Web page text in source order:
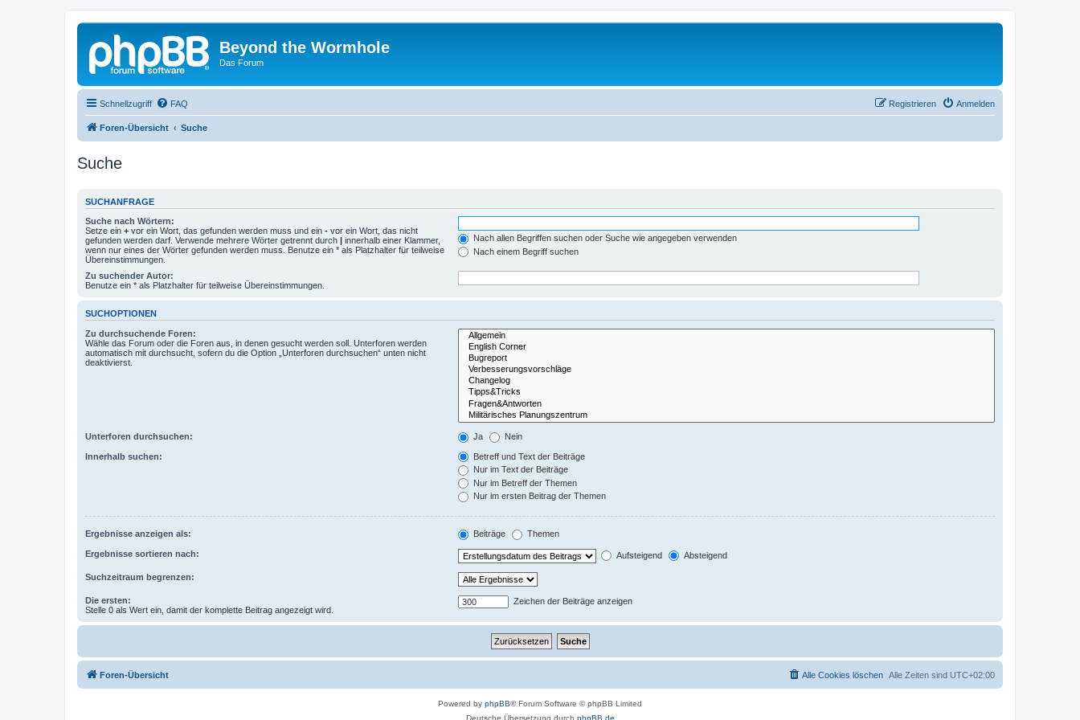
Beyond the Wormhole
Das Forum
Schnellzugriff FAQ Anmelden
Registrieren
Foren-Übersicht Suche
Suche
SUCHANFRAGE
Suche nach Wörtern:
Setze ein + vor ein Wort, das gefunden werden muss und ein - vor ein Wort, das nicht
gefunden werden darf. Verwende mehrere Wörter getrennt durch | innerhalb einer Klammer,
wenn nur eines der Wörter gefunden werden muss. Benutze ein * als Platzhalter für teilweise
Übereinstimmungen.
Nach allen Begriffen suchen oder Suche wie angegeben verwenden
Nach einem Begriff suchen
Zu suchender Autor:
Benutze ein * als Platzhalter für teilweise Übereinstimmungen.
SUCHOPTIONEN
Zu durchsuchende Foren:
Wähle das Forum oder die Foren aus, in denen gesucht werden soll. Unterforen werden
automatisch mit durchsucht, sofern du die Option „Unterforen durchsuchen“ unten nicht
deaktivierst.
Unterforen durchsuchen: Ja Nein
Innerhalb suchen:
Betreff und Text der Beiträge
Nur im Text der Beiträge
Nur im Betreff der Themen
Nur im ersten Beitrag der Themen
Ergebnisse anzeigen als: Beiträge Themen
Ergebnisse sortieren nach: Aufsteigend Absteigend
Suchzeitraum begrenzen:
Die ersten:
Stelle 0 als Wert ein, damit der komplette Beitrag angezeigt wird.
Zeichen der Beiträge anzeigen
Foren-Übersicht Alle Zeiten sind UTC+02:00
Alle Cookies löschen
Powered by phpBB® Forum Software © phpBB Limited
Deutsche Übersetzung durch phpBB.de